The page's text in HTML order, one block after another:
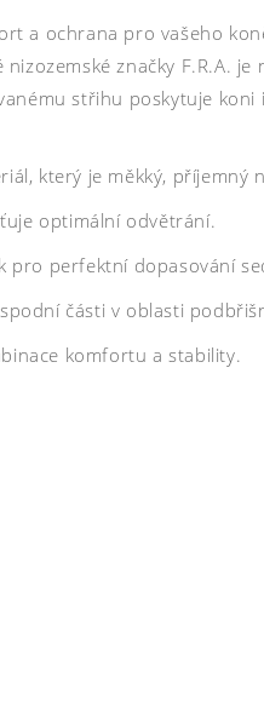
a ochrana pro vašeho
značky F.R.A.
střihu poskytuje
který je měkký, příjemný
optimální odvětrání.
pro perfektní dopasování
části v oblasti
komfortu a stability.